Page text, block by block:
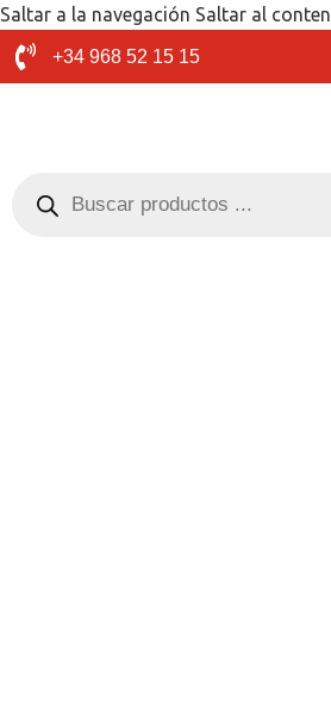
Saltar a la navegación Saltar al
+34 968 52 15 15